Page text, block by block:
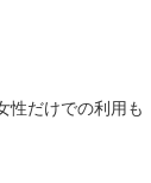
性だけでの利用も